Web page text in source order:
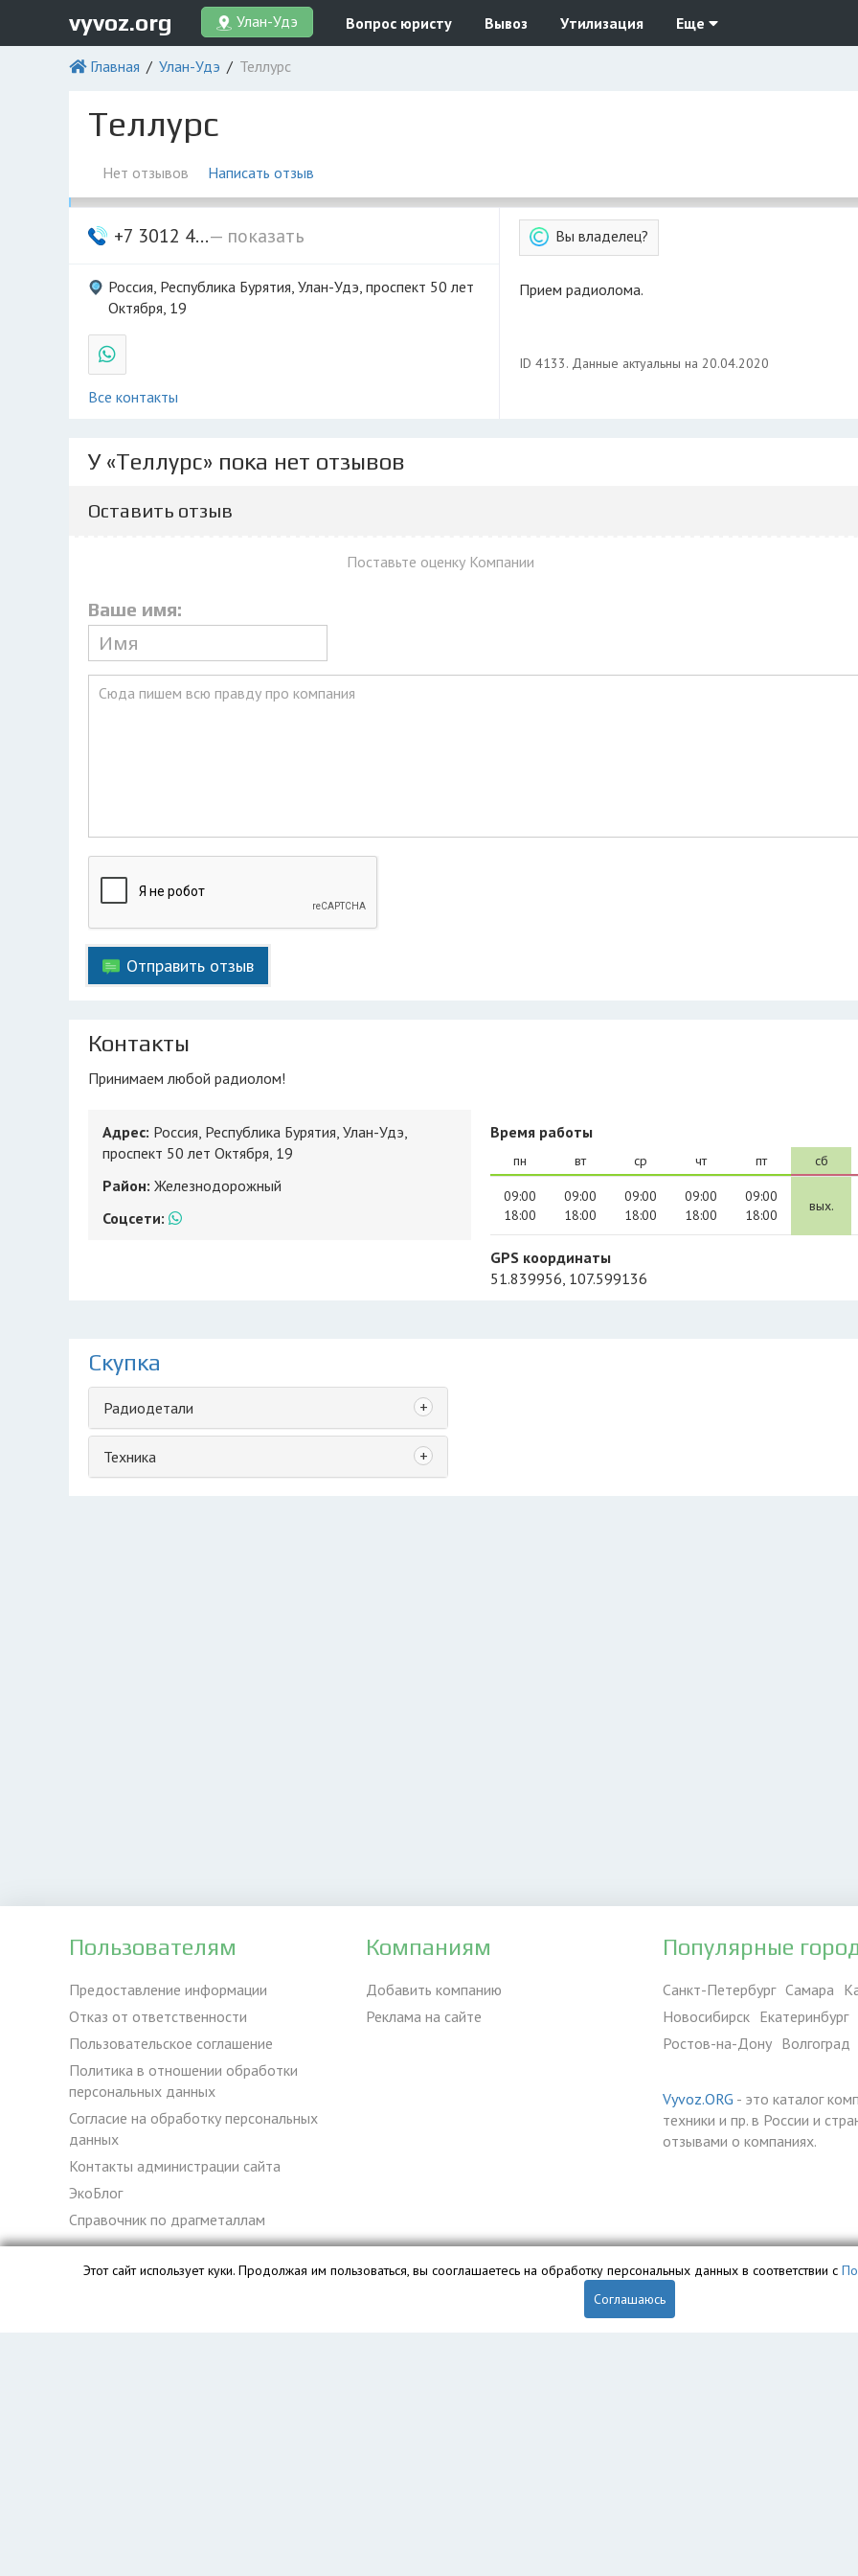
vyvoz.org Улан-Удэ Вопрос юристу Вывоз Утилизация Еще
Главная Улан-Удэ Теллурс
Теллурс
Нет отзывов Написать отзыв
+7 3012 4...— показать
Россия, Республика Бурятия, Улан-Удэ, проспект 50 лет
Октября, 19
Все контакты
Вы владелец?
Прием радиолома.
ID 4133. Данные актуальны на 20.04.2020
У «Теллурс» пока нет отзывов
Оставить отзыв
Ваше имя:
Поставьте оценку Компании
Отправить отзыв
Контакты
Принимаем любой радиолом!
Адрес: Россия, Республика Бурятия, Улан-Удэ,
проспект 50 лет Октября, 19
Район: Железнодорожный
Соцсети:
Время работы
пн
09:00
18:00
вт
09:00
18:00
ср
09:00
18:00
чт
09:00
18:00
пт
09:00
18:00
сб
вых.
GPS координаты
51.839956, 107.599136
Скупка
Радиодетали +
Техника +
Пользователям
Предоставление информации
Отказ от ответственности
Пользовательское соглашение
Политика в отношении обработки
персональных данных
Согласие на обработку персональных
данных
Контакты администрации сайта
ЭкоБлог
Справочник по драгметаллам
Компаниям
Добавить компанию
Реклама на сайте
Популярные
Санкт-Петербург Самара
Новосибирск Екатеринбург
Ростов-на-Дону Волгоград
Vyvoz.ORG - это каталог
техники и пр. в России и
отзывами о компаниях.
База данных сайта vyvoz.org является интеллектуальной собственностью ООО «Профит» и охраняется законом.
Этот сайт использует куки. Продолжая им пользоваться, вы сооглашаетесь на обработку персональных данных в соответствии с
Соглашаюсь